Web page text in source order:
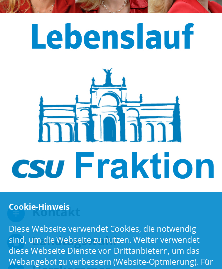
Kontakt
Landtagswahl
Cookie-Hinweis
Diese Webseite verwendet Cookies, die notwendig
sind, um die Webseite zu nutzen. Weiter verwendet
diese Webseite Dienste von Drittanbietern, um das
Webangebot zu verbessern (Website-Optmierung). Für